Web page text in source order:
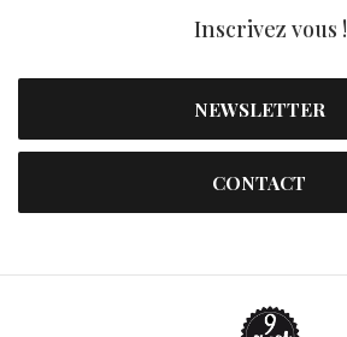
Inscrivez vous !
NEWSLETTER
CONTACT